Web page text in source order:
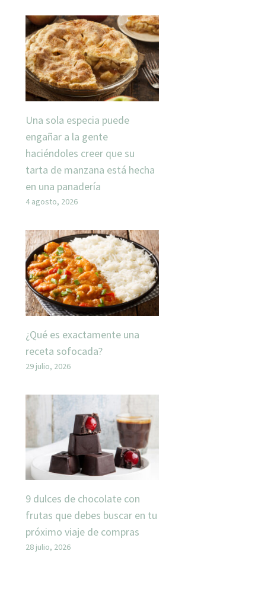
Una sola especia puede
engañar a la gente
haciéndoles creer que su
tarta de manzana está hecha
en una panadería
4 agosto, 2026
¿Qué es exactamente una
receta sofocada?
29 julio, 2026
9 dulces de chocolate con
frutas que debes buscar en tu
próximo viaje de compras
28 julio, 2026